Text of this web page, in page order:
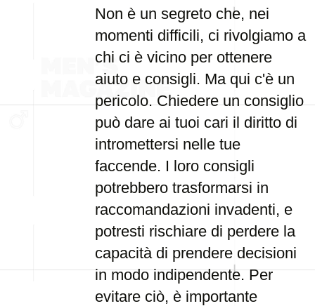
Non è un segreto che, nei
momenti difficili, ci rivolgiamo a
chi ci è vicino per ottenere
aiuto e consigli. Ma qui c'è un
pericolo. Chiedere un consiglio
può dare ai tuoi cari il diritto di
intromettersi nelle tue
faccende. I loro consigli
potrebbero trasformarsi in
raccomandazioni invadenti, e
potresti rischiare di perdere la
capacità di prendere decisioni
in modo indipendente. Per
evitare ciò, è importante